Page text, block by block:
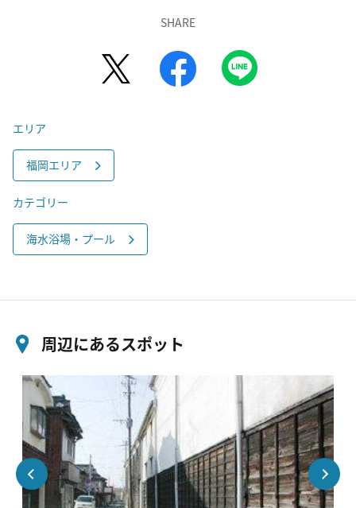
SHARE
エリア
福岡エリア
カテゴリー
海水浴場・プール
周辺にあるスポット